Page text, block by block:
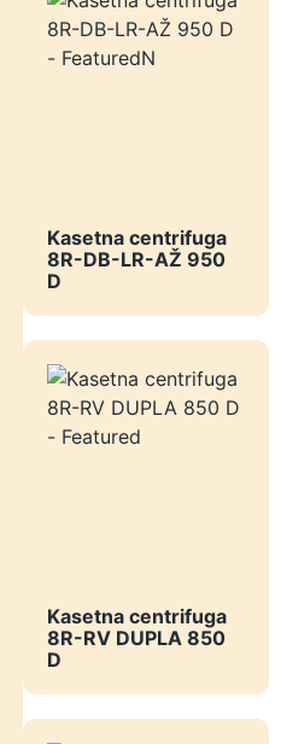
Kasetna centrifuga
8R-DB-LR-AŽ 950
D
Kasetna centrifuga
8R-RV DUPLA 850
D